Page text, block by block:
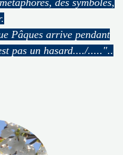
des symboles,
Pâques arrive pendant
pas un hasard..../....."..